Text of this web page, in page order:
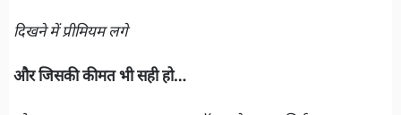
दिखने में प्रीमियम लगे
और जिसकी कीमत भी सही हो…